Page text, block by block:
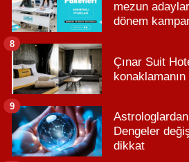
mezun
dönem
Çınar Suit
8
Dengeler
dikkat
9